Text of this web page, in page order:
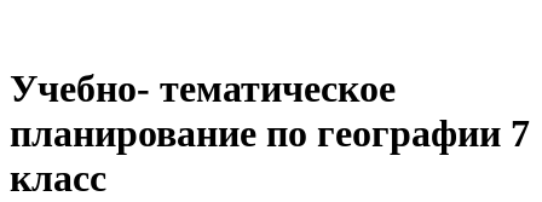
Учебно- тематическое
планирование по географии 7
класс